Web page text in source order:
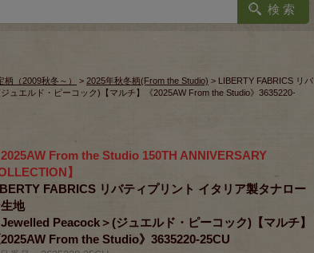
柄（2009秋冬～） > 2025年秋冬柄(From the Studio) > LIBERTY FABRICS リバ
ュエルド・ピーコック)【マルチ】《2025AW From the Studio》3635220-
2025AW From the Studio 150TH ANNIVERSARY
】
FABRICS リバティプリント イタリア製タナロー
地
Jewelled Peacock＞(ジュエルド・ピーコック)【マルチ】
2025AW From the Studio》3635220-25CU